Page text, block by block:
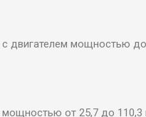
двигателем мощностью до
от 25,7 до 110,3